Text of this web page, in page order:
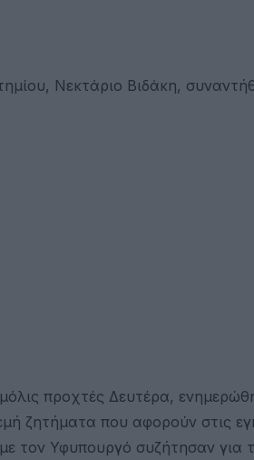
Νεκτάριο Βιδάκη,
προχτές Δευτέρα,
ζητήματα που αφορούν στις
τον Υφυπουργό συζήτησαν για